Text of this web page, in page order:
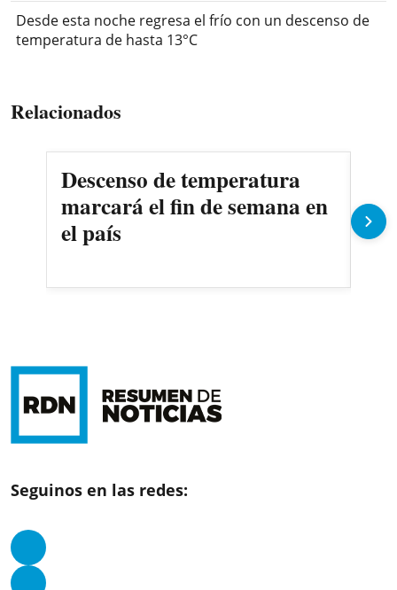
Desde esta noche regresa el frío con un descenso de
temperatura de hasta 13°C
Relacionados
Descenso de temperatura
marcará el fin de semana en
el país
Seguinos en las redes: